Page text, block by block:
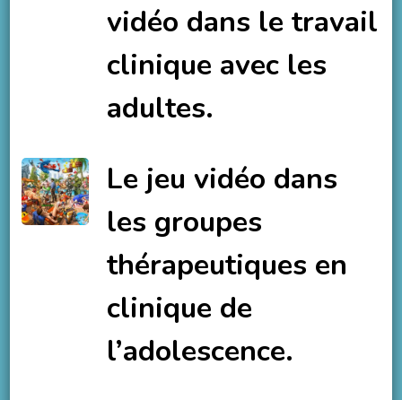
vidéo dans le travail
clinique avec les
adultes.
Le jeu vidéo dans
les groupes
thérapeutiques en
clinique de
l’adolescence.